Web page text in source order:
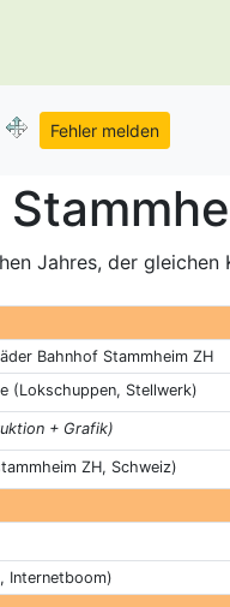
Jahres, der
Bahnhof Stammheim ZH
(Lokschuppen, Stellwerk)
+ Grafik)
ZH, Schweiz)
Internetboom)